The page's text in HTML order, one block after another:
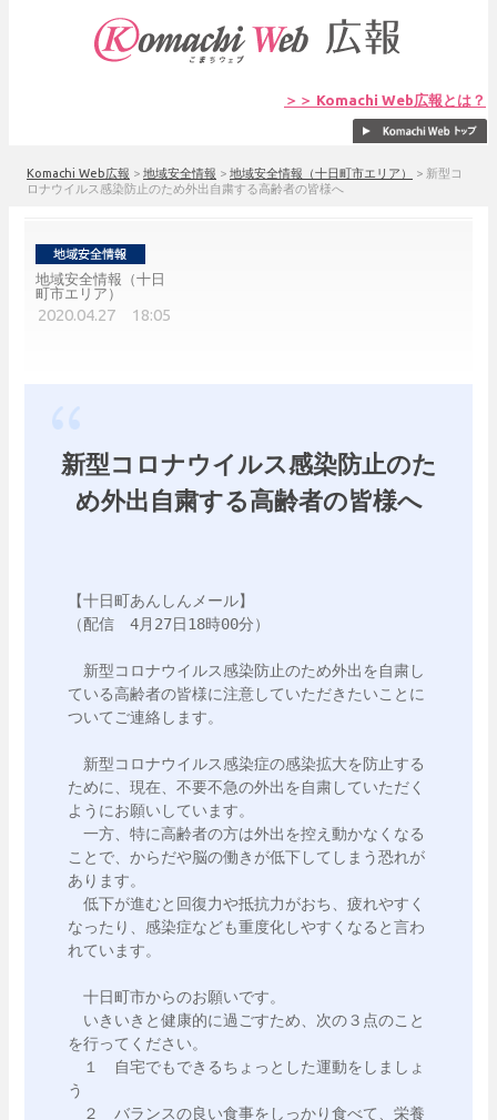
＞＞ Komachi Web広報とは？
Komachi Web広報 > 地域安全情報 > 地域安全情報（十日町市エリア） > 新型コ
ロナウイルス感染防止のため外出自粛する高齢者の皆様へ
地域安全情報（十日
町市エリア）
2020.04.27 18:05
新型コロナウイルス感染防止のた
め外出自粛する高齢者の皆様へ
【十日町あんしんメール】
（配信　4月27日18時00分）
新型コロナウイルス感染防止のため外出を自粛し
ている高齢者の皆様に注意していただきたいことに
ついてご連絡します。
新型コロナウイルス感染症の感染拡大を防止する
ために、現在、不要不急の外出を自粛していただく
ようにお願いしています。
一方、特に高齢者の方は外出を控え動かなくなる
ことで、からだや脳の働きが低下してしまう恐れが
あります。
低下が進むと回復力や抵抗力がおち、疲れやすく
なったり、感染症なども重度化しやすくなると言わ
れています。
十日町市からのお願いです。
いきいきと健康的に過ごすため、次の３点のこと
を行ってください。
１　自宅でもできるちょっとした運動をしましょ
う
２　バランスの良い食事をしっかり食べて、栄養